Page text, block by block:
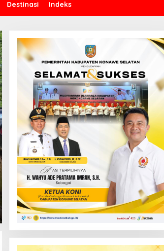
Destinasi Indeks